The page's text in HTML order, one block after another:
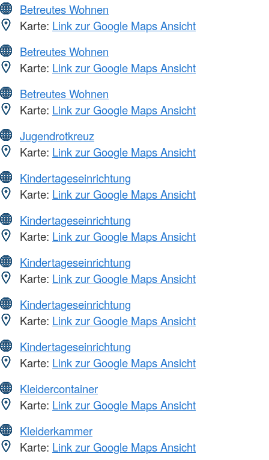
Betreutes Wohnen
Karte: Link zur Google Maps Ansicht
Betreutes Wohnen
Karte: Link zur Google Maps Ansicht
Betreutes Wohnen
Karte: Link zur Google Maps Ansicht
Jugendrotkreuz
Karte: Link zur Google Maps Ansicht
Kindertageseinrichtung
Karte: Link zur Google Maps Ansicht
Kindertageseinrichtung
Karte: Link zur Google Maps Ansicht
Kindertageseinrichtung
Karte: Link zur Google Maps Ansicht
Kindertageseinrichtung
Karte: Link zur Google Maps Ansicht
Kindertageseinrichtung
Karte: Link zur Google Maps Ansicht
Kleidercontainer
Karte: Link zur Google Maps Ansicht
Kleiderkammer
Karte: Link zur Google Maps Ansicht